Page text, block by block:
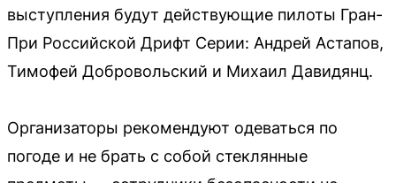
выступления будут действующие пилоты Гран-
При Российской Дрифт Серии: Андрей Астапов,
Тимофей Добровольский и Михаил Давидянц.
Организаторы рекомендуют одеваться по
погоде и не брать с собой стеклянные